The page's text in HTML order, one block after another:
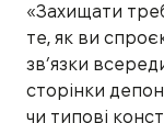
«Захищати
те, як ви
зв’язки
сторінки
чи типові